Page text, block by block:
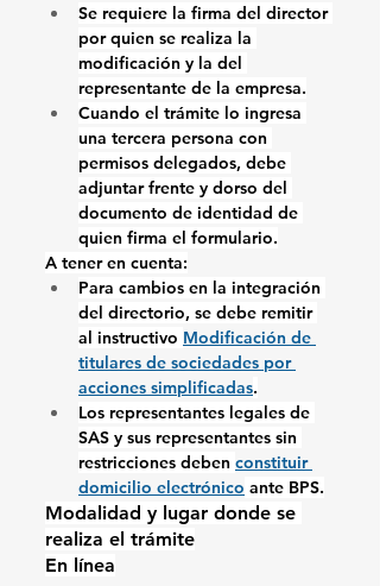
Se requiere la firma del director
por quien se realiza la
modificación y la del
representante de la empresa.
Cuando el trámite lo ingresa
una tercera persona con
permisos delegados, debe
adjuntar frente y dorso del
documento de identidad de
quien firma el formulario.
A tener en cuenta:
Para cambios en la integración
del directorio, se debe remitir
al instructivo Modificación de
titulares de sociedades por
acciones simplificadas.
Los representantes legales de
SAS y sus representantes sin
restricciones deben constituir
domicilio electrónico ante BPS.
Modalidad y lugar donde se
realiza el trámite
En línea